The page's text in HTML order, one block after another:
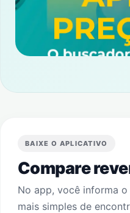
BAIXE O APLICATIVO
Compare
No app, você informa
mais simples de